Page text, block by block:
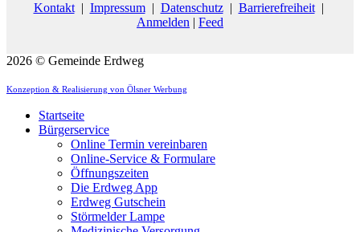
Kontakt| Impressum| Datenschutz| Barrierefreiheit|
Anmelden | Feed
2026 © Gemeinde Erdweg
Konzeption & Realisierung von Ölsner Werbung
Startseite
Bürgerservice
Online Termin vereinbaren
Online-Service & Formulare
Öffnungszeiten
Die Erdweg App
Erdweg Gutschein
Störmelder Lampe